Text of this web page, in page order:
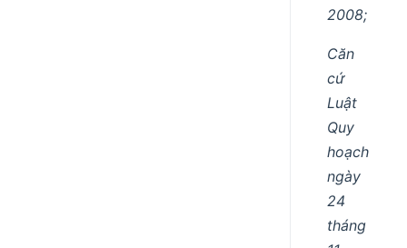
2008;
Căn
cứ
Luật
Quy
hoạch
ngày
24
tháng